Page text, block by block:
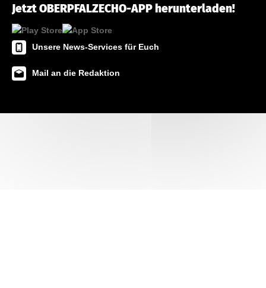
Jetzt OBERPFALZECHO-APP herunterladen!
Unsere News-Services für Euch
Mail an die Redaktion